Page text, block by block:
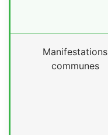
Manifestations
communes